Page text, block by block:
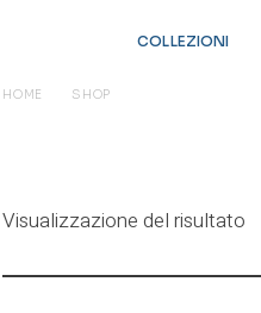
COLLEZIONI
HOME SHOP
Visualizzazione del risultato